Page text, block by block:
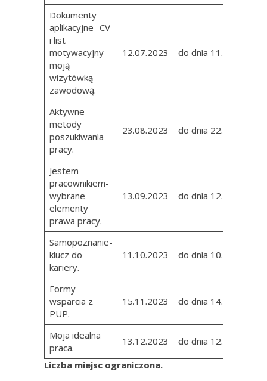
Dokumenty
aplikacyjne- CV
i list
motywacyjny-
moją
wizytówką
zawodową.
12.07.2023 do dnia 11.07.2023
Aktywne
metody
poszukiwania
pracy.
23.08.2023 do dnia 22.08.2023
Jestem
pracownikiem-
wybrane
elementy
prawa pracy.
13.09.2023 do dnia 12.09.2023
Samopoznanie-
klucz do
kariery.
11.10.2023 do dnia 10.10.2023
Formy
wsparcia z
PUP.
15.11.2023 do dnia 14.11.2023
Moja idealna
praca.
13.12.2023
do dnia 12.12.2023
Liczba miejsc ograniczona.